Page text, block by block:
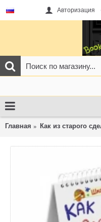
Авторизация
Главная Как из старого